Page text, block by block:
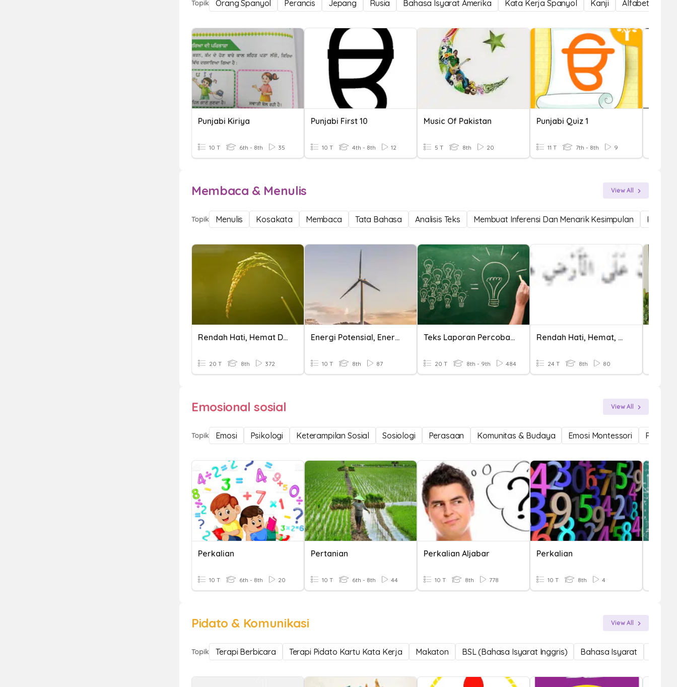
Topik Orang Spanyol Perancis Jepang Rusia Bahasa Isyarat Amerika Kata Kerja Spanyol Kanji Alfabet
Punjabi Kiriya
10 T 6th - 8th 35
Punjabi First 10
10 T 4th - 8th 12
Music Of Pakistan
5 T 8th 20
Punjabi Quiz 1
11 T 7th - 8th 9
Membaca & Menulis View All
Topik Menulis Kosakata Membaca Tata Bahasa Analisis Teks Membuat Inferensi Dan Menarik Kesimpulan Ide
Rendah Hati, Hemat Dan Sederhana Membuat Hidup Lebih Mulia
20 T 8th 372
Energi Potensial, Energi Kinetik, Dan Energi Mekanik
10 T 8th 87
Teks Laporan Percobaan
20 T 8th - 9th 484
Rendah Hati, Hemat, Dan Sederhana Membuat Hidup Lebih Mulia
24 T 8th 80
Emosional sosial View All
Topik Emosi Psikologi Keterampilan Sosial Sosiologi Perasaan Komunitas & Budaya Emosi Montessori
Perkalian
10 T 6th - 8th 20
Pertanian
10 T 6th - 8th 44
Perkalian Aljabar
10 T 8th 778
Perkalian
10 T 8th 4
Pidato & Komunikasi View All
Topik Terapi Berbicara Terapi Pidato Kartu Kata Kerja Makaton BSL (Bahasa Isyarat Inggris) Bahasa Isyarat